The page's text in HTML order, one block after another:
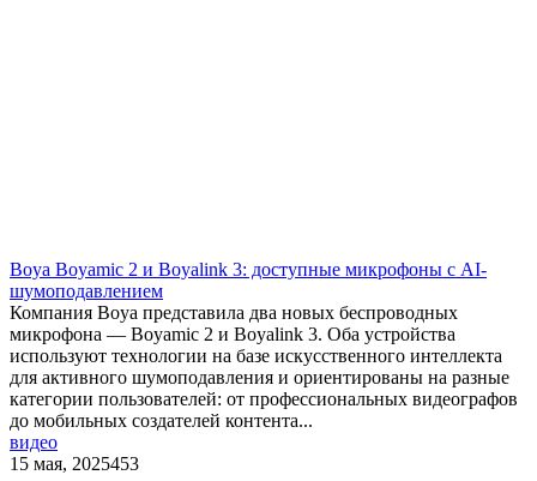
Boya Boyamic 2 и Boyalink 3: доступные микрофоны с AI-
шумоподавлением
Компания Boya представила два новых беспроводных
микрофона — Boyamic 2 и Boyalink 3. Оба устройства
используют технологии на базе искусственного интеллекта
для активного шумоподавления и ориентированы на разные
категории пользователей: от профессиональных видеографов
до мобильных создателей контента...
видео
15 мая, 2025453